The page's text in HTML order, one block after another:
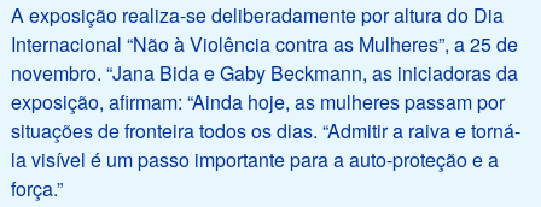
A exposição realiza-se deliberadamente por altura do Dia
Internacional “Não à Violência contra as Mulheres”, a 25 de
novembro. “Jana Bida e Gaby Beckmann, as iniciadoras da
exposição, afirmam: “Ainda hoje, as mulheres passam por
situações de fronteira todos os dias. “Admitir a raiva e torná-
la visível é um passo importante para a auto-proteção e a
força.”